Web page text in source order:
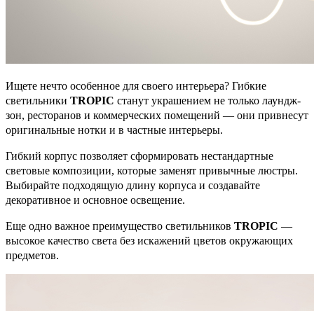
Ищете нечто особенное для своего интерьера? Гибкие
светильники TROPIC станут украшением не только лаундж-
зон, ресторанов и коммерческих помещений — они привнесут
оригинальные нотки и в частные интерьеры.
Гибкий корпус позволяет сформировать нестандартные
световые композиции, которые заменят привычные люстры.
Выбирайте подходящую длину корпуса и создавайте
декоративное и основное освещение.
Еще одно важное преимущество светильников TROPIC —
высокое качество света без искажений цветов окружающих
предметов.